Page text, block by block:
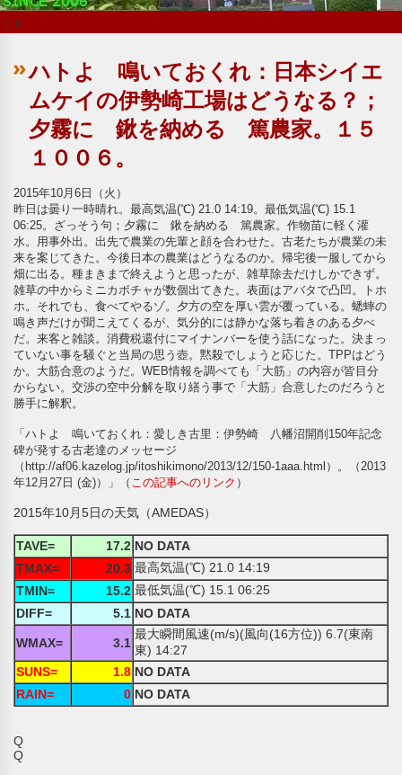
｜x
ハトよ 鳴いておくれ：日本シイエ
ムケイの伊勢崎工場はどうなる？；
夕霧に 鍬を納める 篤農家。１５
１００６。
2015年10月6日（火）
昨日は曇り一時晴れ。最高気温(℃) 21.0 14:19。最低気温(℃) 15.1
06:25。ざっそう句；夕霧に 鍬を納める 篤農家。作物苗に軽く灌
水。用事外出。出先で農業の先輩と顔を合わせた。古老たちが農業の未
来を案じてきた。今後日本の農業はどうなるのか。帰宅後一服してから
畑に出る。種まきまで終えようと思ったが、雑草除去だけしかできず。
雑草の中からミニカボチャが数個出てきた。表面はアバタで凸凹。トホ
ホ。それでも、食べてやるゾ。夕方の空を厚い雲が覆っている。蟋蟀の
鳴き声だけが聞こえてくるが、気分的には静かな落ち着きのある夕べ
だ。来客と雑談。消費税還付にマイナンバーを使う話になった。決まっ
ていない事を騒ぐと当局の思う壺。黙殺でしょうと応じた。TPPはどう
か。大筋合意のようだ。WEB情報を調べても「大筋」の内容が皆目分
からない。交渉の空中分解を取り繕う事で「大筋」合意したのだろうと
勝手に解釈。
「ハトよ 鳴いておくれ：愛しき古里：伊勢崎 八幡沼開削150年記念
碑が発する古老達のメッセージ
（http://af06.kazelog.jp/itoshikimono/2013/12/150-1aaa.html）。（2013
年12月27日 (金)）」（ この記事へのリンク ）
2015年10月5日の天気（AMEDAS）
TAVE= 17.2 NO DATA
TMAX=
20.3 最高気温(℃) 21.0 14:19
TMIN=
15.2 最低気温(℃) 15.1 06:25
DIFF=
5.1 NO DATA
WMAX= 3.1
最大瞬間風速(m/s)(風向(16方位)) 6.7(東南
東) 14:27
SUNS=
1.8 NO DATA
RAIN=
0 NO DATA
Q
Q